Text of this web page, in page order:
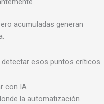
acumuladas generan
esos puntos críticos.
con IA
la automatización